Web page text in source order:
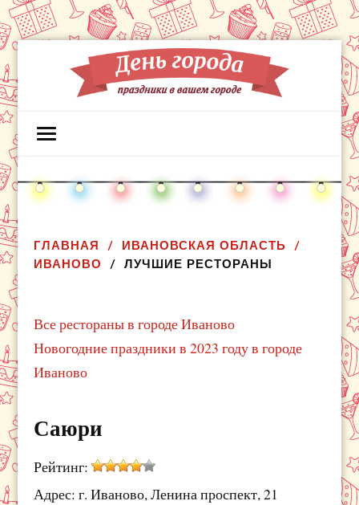
ГЛАВНАЯ
ИВАНОВСКАЯ ОБЛАСТЬ
ИВАНОВО
ЛУЧШИЕ РЕСТОРАНЫ
Все рестораны в городе Иваново
Новогодние праздники в 2023 году в городе
Иваново
Саюри
Рейтинг:
Адрес: г. Иваново, Ленина проспект, 21